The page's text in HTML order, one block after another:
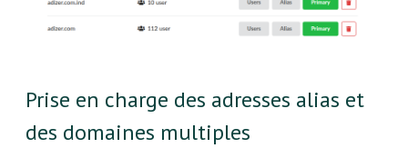
Prise en charge des adresses alias et
des domaines multiples